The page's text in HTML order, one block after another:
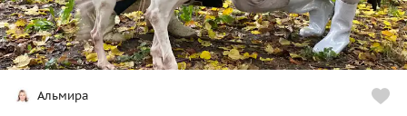
Альмира